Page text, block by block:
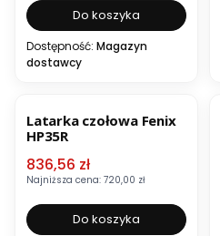
Do koszyka
Dostępność: Magazyn
dostawcy
Latarka czołowa Fenix
HP35R
Cena promocyjna
836,56 zł
Najniższa cena: 720,00 zł
Do koszyka